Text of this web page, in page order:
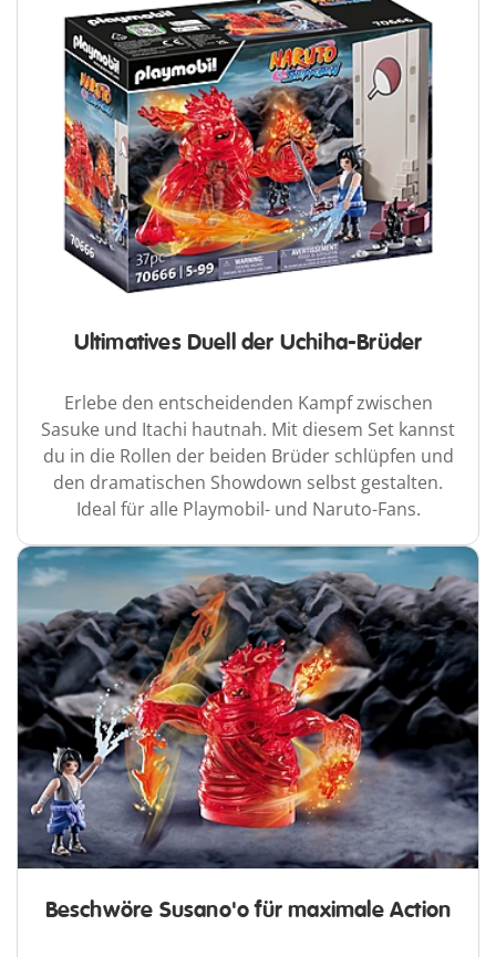
Ultimatives Duell der Uchiha-Brüder
Erlebe den entscheidenden Kampf zwischen
Sasuke und Itachi hautnah. Mit diesem Set kannst
du in die Rollen der beiden Brüder schlüpfen und
den dramatischen Showdown selbst gestalten.
Ideal für alle Playmobil- und Naruto-Fans.
Beschwöre Susano'o für maximale Action